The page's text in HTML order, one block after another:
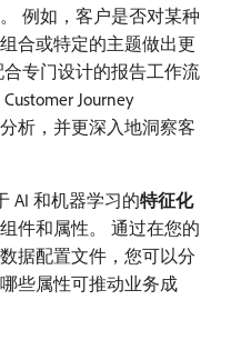
例如，客户是否对某种
合或特定的主题做出更
专门设计的报告工作流
Journey
析，并更深入地洞察客
AI 和机器学习的​特征化
件和属性。 通过在您的
据配置文件，您可以分
些属性可推动业务成